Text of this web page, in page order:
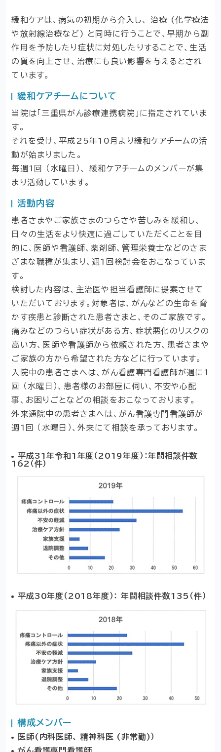
緩和ケアは、病気の初期から介入し、 治療 (化学療法
や放射線治療など) と同時に行うことで、早期から副
作用を予防したり症状に対処したりすることで、生活
の質を向上させ、治療にも良い影響を与えるとされ
ています。
緩和ケアチームについて
当院は「三重県がん診療連携病院」に指定されていま
す。
それを受け、平成25年10月より緩和ケアチームの活
動が始まりました。
毎週1回 （水曜日）、 緩和ケアチームのメンバーが集
まり活動しています。
活動内容
患者さまやご家族さまのつらさや苦しみを緩和し、
日々の生活をより快適に過ごしていただくことを目
的に、医師や看護師、薬剤師、管理栄養士などのさま
ざまな職種が集まり、週1回検討会をおこなっていま
す。
検討した内容は、主治医や担当看護師に提案させて
いただいております。対象者は、がんなどの生命を脅
かす疾患と診断された患者さまと、そのご家族です。
痛みなどのつらい症状がある方、症状悪化のリスクの
高い方、医師や看護師から依頼された方、患者さまや
ご家族の方から希望された方などに行っています。
入院中の患者さまへは、がん看護専門看護師が週に1
回 （水曜日）、患者様のお部屋に伺い、不安や心配
事、お困りごとなどの相談をおこなっております。
外来通院中の患者さまへは、がん看護専門看護師が
週1回 （水曜日）、外来にて相談を承っております。
平成31年令和1年度（2019年度）：年間相談件数
162（件）
平成30年度（2018年度）： 年間相談件数135（件）
構成メンバー
医師(内科医師、 精神科医 (非常勤)）